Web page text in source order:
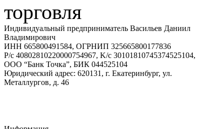
торговля
Индивидуальный предприниматель Васильев Даниил
Владимирович
ИНН 665800491584, ОГРНИП 325665800177836
Р/с 40802810220000754967, K/с 30101810745374525104,
ООО “Банк Точка”, БИК 044525104
Юридический адрес: 620131, г. Екатеринбург, ул.
Металлургов, д. 46